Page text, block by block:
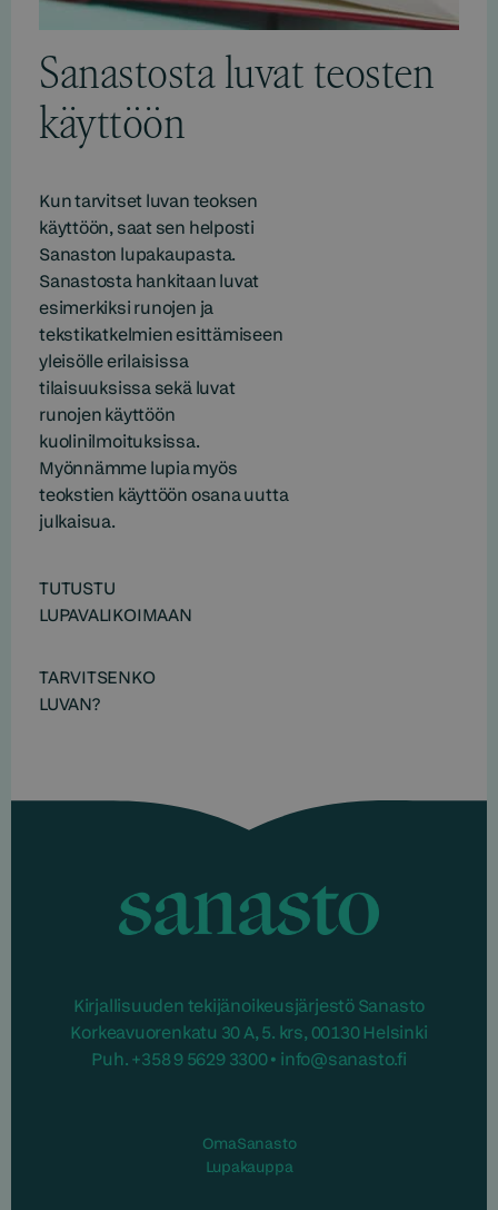
Sanastosta luvat teosten
käyttöön
Kun tarvitset luvan teoksen
käyttöön, saat sen helposti
Sanaston lupakaupasta.
Sanastosta hankitaan luvat
esimerkiksi runojen ja
tekstikatkelmien esittämiseen
yleisölle erilaisissa
tilaisuuksissa sekä luvat
runojen käyttöön
kuolinilmoituksissa.
Myönnämme lupia myös
teokstien käyttöön osana uutta
julkaisua.
TUTUSTU
LUPAVALIKOIMAAN
TARVITSENKO
LUVAN?
Kirjallisuuden tekijänoikeusjärjestö Sanasto
Korkeavuorenkatu 30 A, 5. krs, 00130 Helsinki
Puh. +358 9 5629 3300 • info@sanasto.fi
OmaSanasto
Lupakauppa